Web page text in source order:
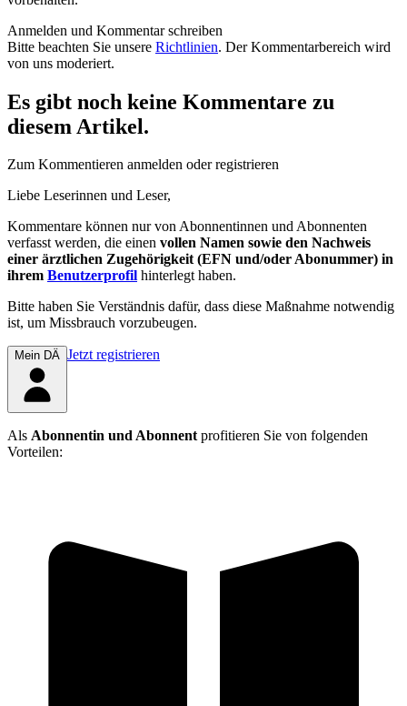
Anmelden und Kommentar schreiben
Bitte beachten Sie unsere Richtlinien. Der Kommentarbereich wird
von uns moderiert.
Es gibt noch keine Kommentare zu
diesem Artikel.
Zum Kommentieren anmelden oder registrieren
Liebe Leserinnen und Leser,
Kommentare können nur von Abonnentinnen und Abonnenten
verfasst werden, die einen vollen Namen sowie den Nachweis
einer ärztlichen Zugehörigkeit (EFN und/oder Abonummer) in
ihrem Benutzerprofil hinterlegt haben.
Bitte haben Sie Verständnis dafür, dass diese Maßnahme notwendig
ist, um Missbrauch vorzubeugen.
Mein DÄ Jetzt registrieren
Als Abonnentin und Abonnentprofitieren Sie von folgenden
Vorteilen: